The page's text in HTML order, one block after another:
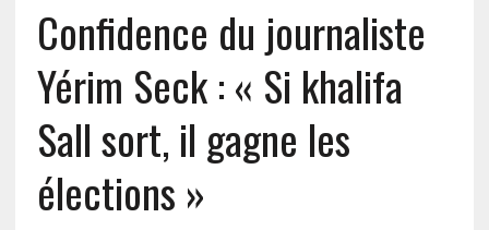
Confidence du journaliste
Yérim Seck : « Si khalifa
Sall sort, il gagne les
élections »